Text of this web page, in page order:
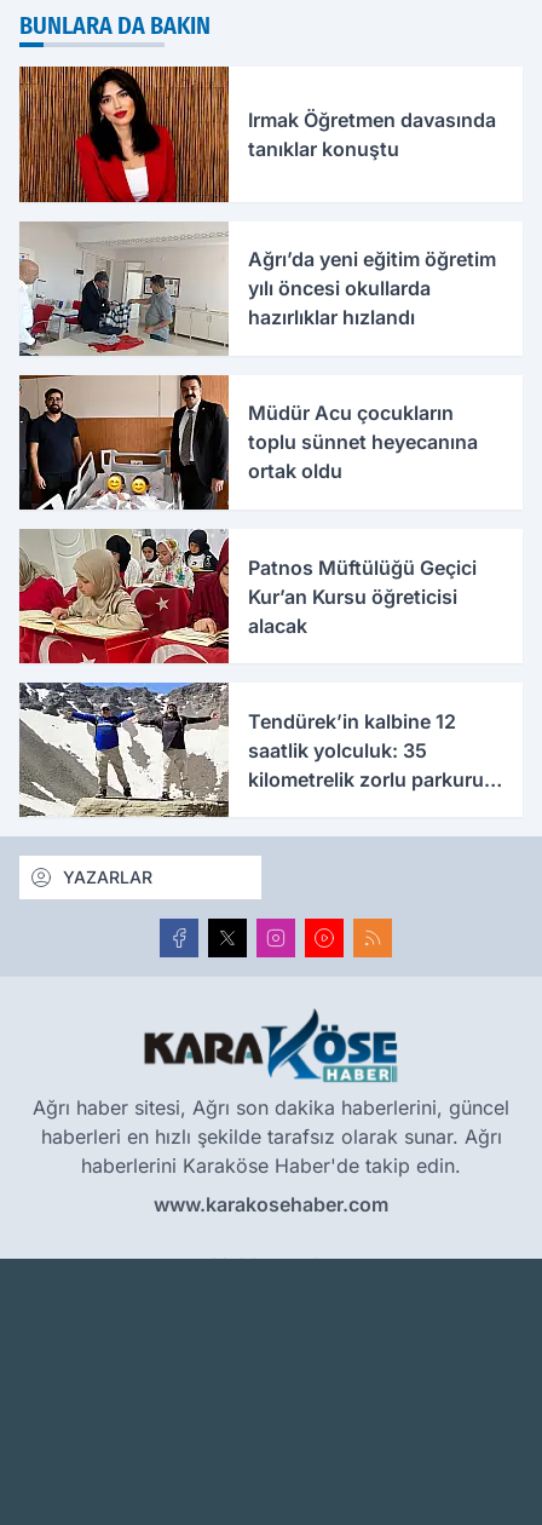
BUNLARA DA BAKIN
Irmak Öğretmen davasında
tanıklar konuştu
Ağrı’da yeni eğitim öğretim
yılı öncesi okullarda
hazırlıklar hızlandı
Müdür Acu çocukların
toplu sünnet heyecanına
ortak oldu
Patnos Müftülüğü Geçici
Kur’an Kursu öğreticisi
alacak
Tendürek’in kalbine 12
saatlik yolculuk: 35
kilometrelik zorlu parkuru
YAZARLAR
Ağrı haber sitesi, Ağrı son dakika haberlerini, güncel
haberleri en hızlı şekilde tarafsız olarak sunar. Ağrı
haberlerini Karaköse Haber'de takip edin.
www.karakosehaber.com
Hakkımızda